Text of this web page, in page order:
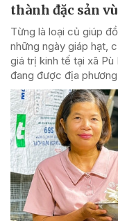
thành đặc sản
Từng là loại củ giúp
những ngày giáp hạt,
giá trị kinh tế tại xã
đang được địa